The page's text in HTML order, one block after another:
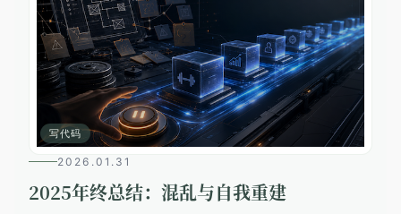
写代码
2026.01.31
2025年终总结：混乱与自我重建